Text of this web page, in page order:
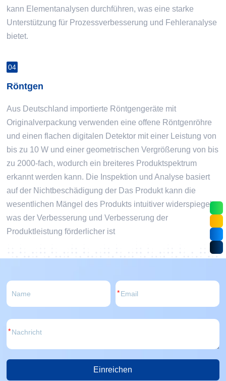
kann Elementanalysen durchführen, was eine starke
Unterstützung für Prozessverbesserung und Fehleranalyse
bietet.
04
Röntgen
Aus Deutschland importierte Röntgengeräte mit
Originalverpackung verwenden eine offene Röntgenröhre
und einen flachen digitalen Detektor mit einer Leistung von
bis zu 10 W und einer geometrischen Vergrößerung von bis
zu 2000-fach, wodurch ein breiteres Produktspektrum
erkannt werden kann. Die Inspektion und Analyse basiert
auf der Nichtbeschädigung der Das Produkt kann die
wesentlichen Mängel des Produkts intuitiver widerspiegeln,
was der Verbesserung und Verbesserung der
Produktleistung förderlicher ist
*
*
Einreichen